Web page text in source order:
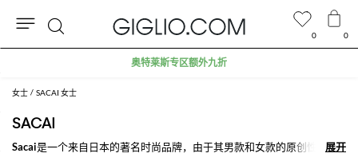
女士 SACAI 女士
SACAI
Sacai是一个来自日本的著名时尚品牌，由于其男款和女款的原创性，征
展开
展开
0 0
奥特莱斯专区额外九折